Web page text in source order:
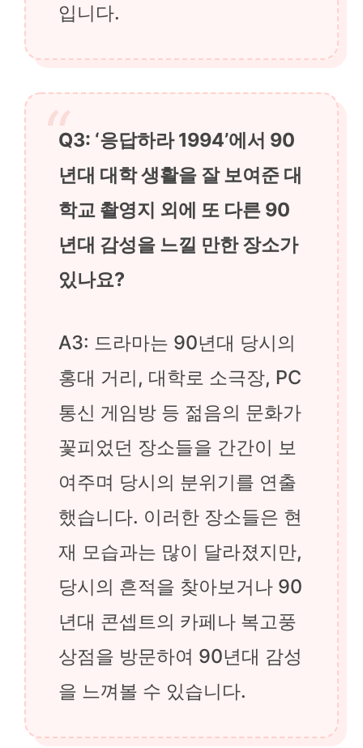
입니다.
Q3: ‘응답하라 1994’에서 90
년대 대학 생활을 잘 보여준 대
학교 촬영지 외에 또 다른 90
년대 감성을 느낄 만한 장소가
있나요?
A3: 드라마는 90년대 당시의
홍대 거리, 대학로 소극장, PC
통신 게임방 등 젊음의 문화가
꽃피었던 장소들을 간간이 보
여주며 당시의 분위기를 연출
했습니다. 이러한 장소들은 현
재 모습과는 많이 달라졌지만,
당시의 흔적을 찾아보거나 90
년대 콘셉트의 카페나 복고풍
상점을 방문하여 90년대 감성
을 느껴볼 수 있습니다.